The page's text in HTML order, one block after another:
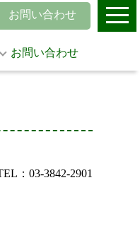
お問い合わせ
お問い合わせ
：03-3842-2901